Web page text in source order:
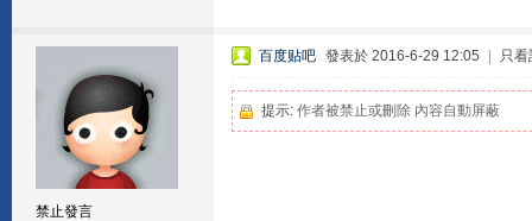
禁止發言
百度贴吧 發表於 2016-6-29 12:05 只看
提示: 作者被禁止或刪除 內容自動屏蔽